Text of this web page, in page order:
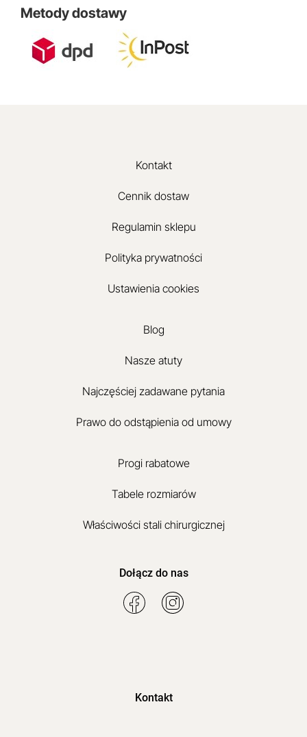
Metody dostawy
Kontakt
Cennik dostaw
Regulamin sklepu
Polityka prywatności
Ustawienia cookies
Blog
Nasze atuty
Najczęściej zadawane pytania
Prawo do odstąpienia od umowy
Progi rabatowe
Tabele rozmiarów
Właściwości stali chirurgicznej
Dołącz do nas
Kontakt